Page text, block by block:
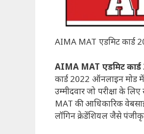
AIMA MAT एडमिट कार्ड
AIMA MAT एडमिट कार्ड
कार्ड 2022 ऑनलाइन मोड में
उम्मीदवार जो परीक्षा के
MAT की आधिकारिक
लॉगिन क्रेडेंशियल जैसे